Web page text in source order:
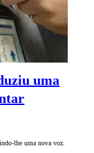
uma
lhe uma nova voz.